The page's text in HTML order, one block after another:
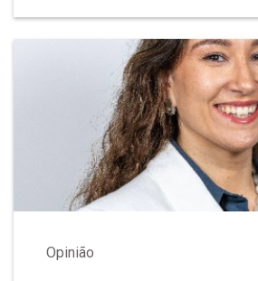
Opinião